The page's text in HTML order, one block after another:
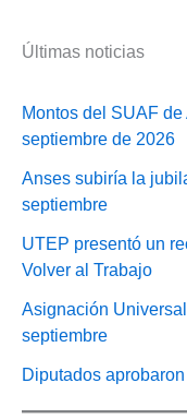
Últimas noticias
Montos del SUAF
septiembre de 2026
Anses subiría la
septiembre
UTEP presentó un
Volver al Trabajo
Asignación
septiembre
Diputados